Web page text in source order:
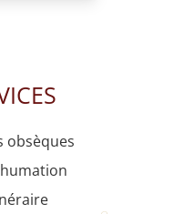
obsèques